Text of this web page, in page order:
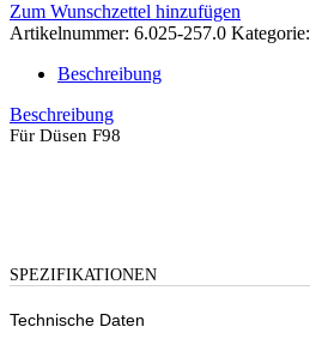
Zum Wunschzettel hinzufügen
Artikelnummer: 6.025-257.0 Kategorie:
Beschreibung
Beschreibung
Für Düsen F98
SPEZIFIKATIONEN
Technische Daten